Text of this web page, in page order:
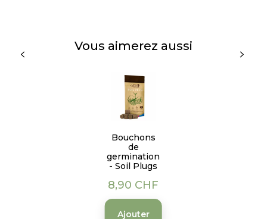
Vous aimerez aussi
Bouchons
de
germination
- Soil Plugs
Prix
8,90 CHF
Ajouter